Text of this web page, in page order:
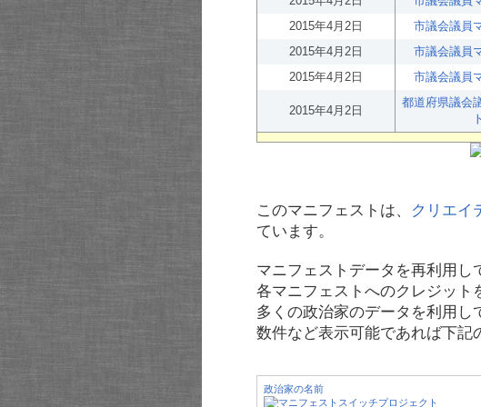
2015年4月2日
市議会議員
2015年4月2日
市議会議員
2015年4月2日
市議会議員
2015年4月2日
都道府県議会
ト
このマニフェストは、 クリエイ
ています。
マニフェストデータを再利用し
各マニフェストへのクレジット
多くの政治家のデータを利用
数件など表示可能であれば下記
政治家の名前